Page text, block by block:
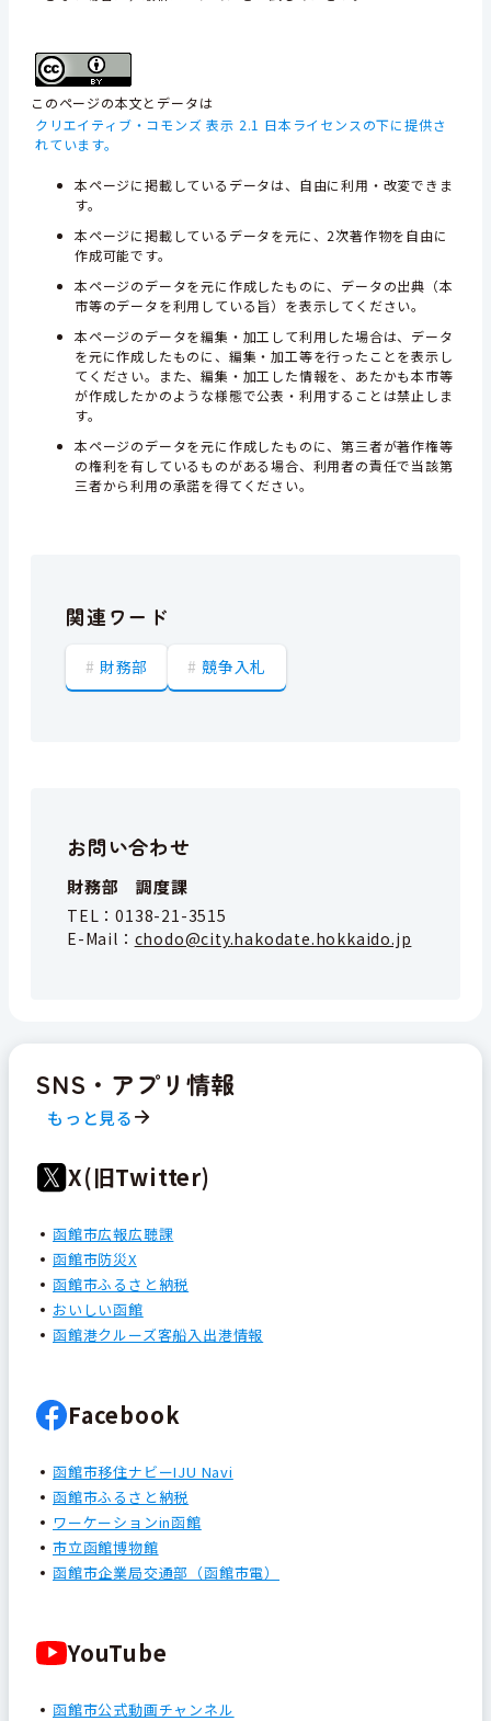
このページの本文とデータは
クリエイティブ・コモンズ 表示 2.1 日本ライセンスの下に提供さ
れています。
本ページに掲載しているデータは、自由に利用・改変できま
す。
本ページに掲載しているデータを元に、2次著作物を自由に
作成可能です。
本ページのデータを元に作成したものに、データの出典（本
市等のデータを利用している旨）を表示してください。
本ページのデータを編集・加工して利用した場合は、データ
を元に作成したものに、編集・加工等を行ったことを表示し
てください。また、編集・加工した情報を、あたかも本市等
が作成したかのような様態で公表・利用することは禁止しま
す。
本ページのデータを元に作成したものに、第三者が著作権等
の権利を有しているものがある場合、利用者の責任で当該第
三者から利用の承諾を得てください。
関連ワード
財務部 競争入札
お問い合わせ
財務部 調度課
TEL：0138-21-3515
E-Mail： chodo@city.hakodate.hokkaido.jp
SNS・アプリ情報
もっと見る
X(旧Twitter)
函館市広報広聴課
函館市防災X
函館市ふるさと納税
おいしい函館
函館港クルーズ客船入出港情報
Facebook
函館市移住ナビーIJU Navi
函館市ふるさと納税
ワーケーションin函館
市立函館博物館
函館市企業局交通部（函館市電）
YouTube
函館市公式動画チャンネル